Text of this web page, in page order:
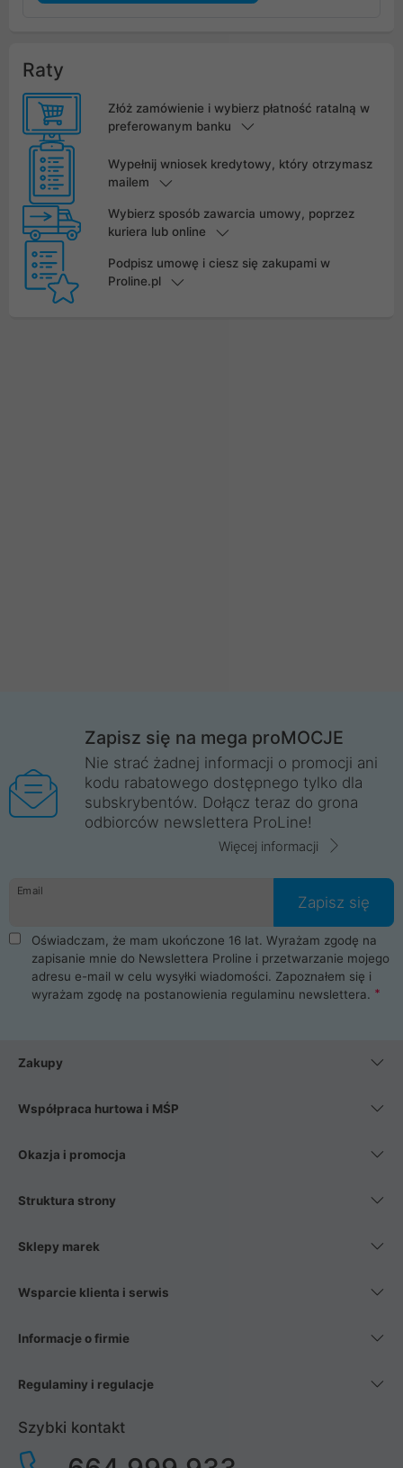
Raty
Złóż zamówienie i wybierz płatność ratalną w
preferowanym banku
Wypełnij wniosek kredytowy, który otrzymasz
mailem
Wybierz sposób zawarcia umowy, poprzez
kuriera lub online
Podpisz umowę i ciesz się zakupami w
Proline.pl
Zapisz się na mega proMOCJE
Nie strać żadnej informacji o promocji ani
kodu rabatowego dostępnego tylko dla
subskrybentów. Dołącz teraz do grona
odbiorców newslettera ProLine!
Więcej informacji
Email
Zapisz się
Oświadczam, że mam ukończone 16 lat. Wyrażam zgodę na
zapisanie mnie do Newslettera Proline i przetwarzanie mojego
adresu e-mail w celu wysyłki wiadomości. Zapoznałem się i
wyrażam zgodę na postanowienia regulaminu newslettera.
Zakupy
Współpraca hurtowa i MŚP
Okazja i promocja
Struktura strony
Sklepy marek
Wsparcie klienta i serwis
Informacje o firmie
Regulaminy i regulacje
Szybki kontakt